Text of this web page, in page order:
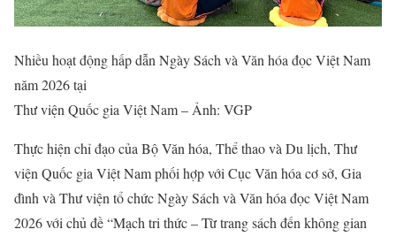
Nhiều hoạt động hấp dẫn Ngày Sách và Văn hóa đọc Việt Nam
năm 2026 tại
Thư viện Quốc gia Việt Nam – Ảnh: VGP
Thực hiện chỉ đạo của Bộ Văn hóa, Thể thao và Du lịch, Thư
viện Quốc gia Việt Nam phối hợp với Cục Văn hóa cơ sở, Gia
đình và Thư viện tổ chức Ngày Sách và Văn hóa đọc Việt Nam
2026 với chủ đề “Mạch tri thức – Từ trang sách đến không gian